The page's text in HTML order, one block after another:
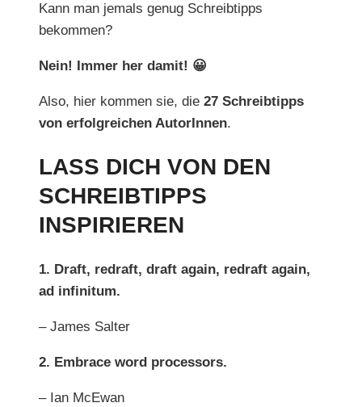
Kann man jemals genug Schreibtipps
bekommen?
Nein! Immer her damit! 😀
Also, hier kommen sie, die 27 Schreibtipps
von erfolgreichen AutorInnen.
LASS DICH VON DEN
SCHREIBTIPPS
INSPIRIEREN
1. Draft, redraft, draft again, redraft again,
ad infinitum.
– James Salter
2. Embrace word processors.
– Ian McEwan